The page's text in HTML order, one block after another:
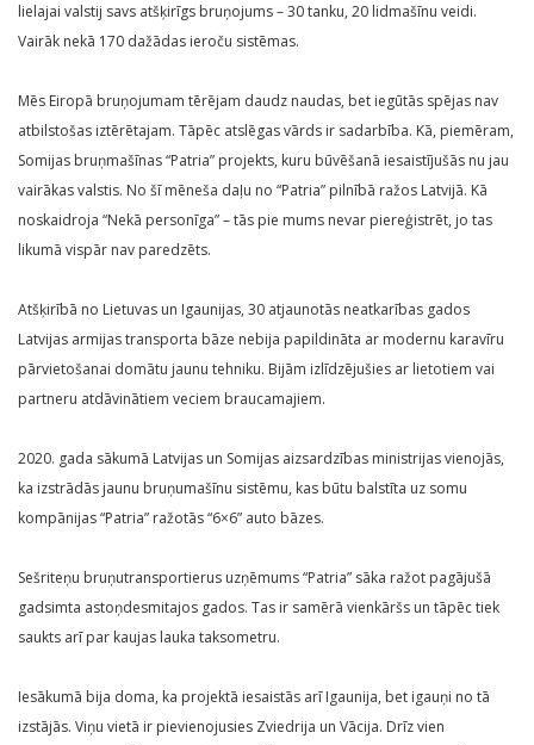
lielajai valstij savs atšķirīgs bruņojums – 30 tanku, 20 lidmašīnu veidi.
Vairāk nekā 170 dažādas ieroču sistēmas.
Mēs Eiropā bruņojumam tērējam daudz naudas, bet iegūtās spējas nav
atbilstošas iztērētajam. Tāpēc atslēgas vārds ir sadarbība. Kā, piemēram,
Somijas bruņmašīnas “Patria” projekts, kuru būvēšanā iesaistījušās nu jau
vairākas valstis. No šī mēneša daļu no “Patria” pilnībā ražos Latvijā. Kā
noskaidroja “Nekā personīga” – tās pie mums nevar piereģistrēt, jo tas
likumā vispār nav paredzēts.
Atšķirībā no Lietuvas un Igaunijas, 30 atjaunotās neatkarības gados
Latvijas armijas transporta bāze nebija papildināta ar modernu karavīru
pārvietošanai domātu jaunu tehniku. Bijām izlīdzējušies ar lietotiem vai
partneru atdāvinātiem veciem braucamajiem.
2020. gada sākumā Latvijas un Somijas aizsardzības ministrijas vienojās,
ka izstrādās jaunu bruņumašīnu sistēmu, kas būtu balstīta uz somu
kompānijas “Patria” ražotās “6×6” auto bāzes.
Sešriteņu bruņutransportierus uzņēmums “Patria” sāka ražot pagājušā
gadsimta astoņdesmitajos gados. Tas ir samērā vienkāršs un tāpēc tiek
saukts arī par kaujas lauka taksometru.
Iesākumā bija doma, ka projektā iesaistās arī Igaunija, bet igauņi no tā
izstājās. Viņu vietā ir pievienojusies Zviedrija un Vācija. Drīz vien